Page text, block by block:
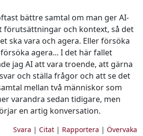
bättre samtal om man ger AI-
förutsättningar och kontext, så det
ska vara och agera. Eller försöka
agera... I det här fallet
jag AI att vara troende, att gärna
och ställa frågor och att se det
mellan två människor som
varandra sedan tidigare, men
en artig konversation.
Svara | Citat| Rapportera | Övervaka